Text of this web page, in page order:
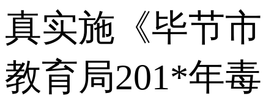
真实施《毕节市
教育局201*年毒